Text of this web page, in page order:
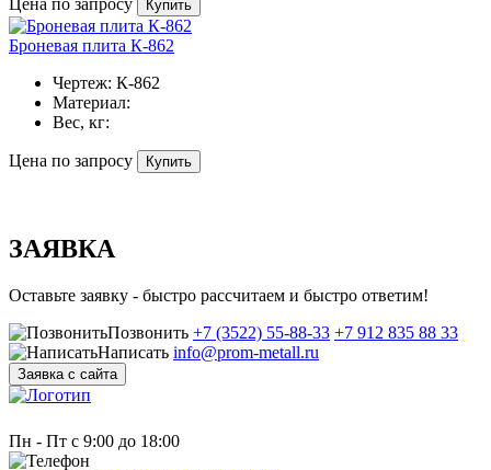
Цена по запросу Купить
Броневая плита К-862
Чертеж: К-862
Материал:
Вес, кг:
Цена по запросу Купить
ЗАЯВКА
Оставьте заявку - быстро рассчитаем и быстро ответим!
Позвонить +7 (3522) 55-88-33 +7 912 835 88 33
Написать info@prom-metall.ru
Заявка с сайта
Пн - Пт с 9:00 до 18:00